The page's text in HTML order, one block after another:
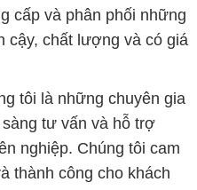
cấp và phân phối những
cậy, chất lượng và có giá
tôi là những chuyên gia
tư vấn và hỗ trợ
nghiệp. Chúng tôi cam
thành công cho khách